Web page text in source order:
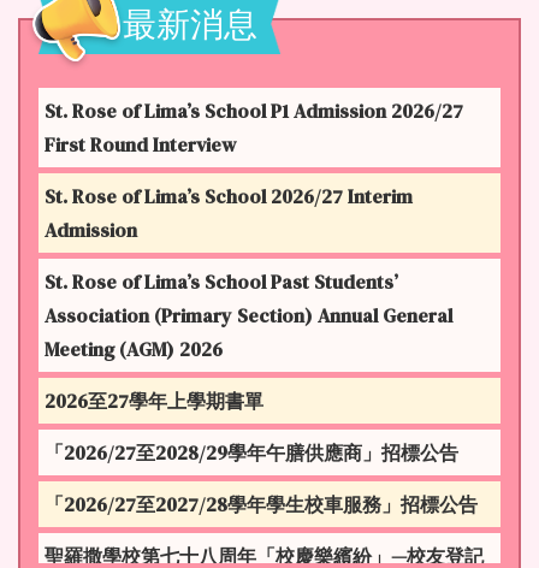
最新消息
St. Rose of Lima’s School P1 Admission 2026/27
First Round Interview
St. Rose of Lima’s School 2026/27 Interim
Admission
St. Rose of Lima’s School Past Students’
Association (Primary Section) Annual General
Meeting (AGM) 2026
2026至27學年上學期書單
「2026/27至2028/29學年午膳供應商」招標公告
「2026/27至2027/28學年學生校車服務」招標公告
聖羅撒學校第七十八周年「校慶樂繽紛」—校友登記